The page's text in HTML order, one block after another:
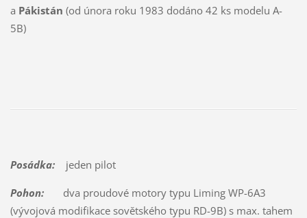
a Pákistán (od února roku 1983 dodáno 42 ks modelu A-
5B)
Posádka:jeden pilot
Pohon:dva proudové motory typu Liming WP-6A3
(vývojová modifikace sovětského typu RD-9B) s max. tahem